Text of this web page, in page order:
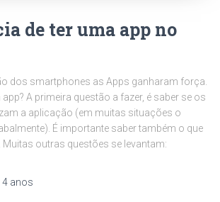
de ter uma app no
dos smartphones as Apps ganharam força.
A primeira questão a fazer, é saber se os
a aplicação (em muitas situações o
É importante saber também o que
outras questões se levantam:
4 anos